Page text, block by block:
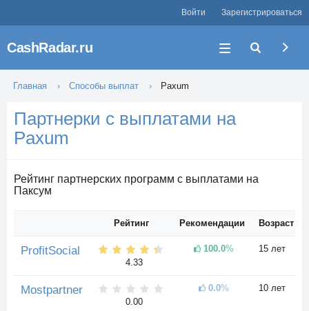
Войти Зарегистрироваться
CashRadar.ru
Главная Способы выплат Paxum
Партнерки с выплатами на
Paxum
Рейтинг партнерских программ с выплатами на
Паксум
Рейтинг Рекомендации Возраст
ProfitSocial
4.33
100.0% 15 лет
Mostpartner
0.00
0.0% 10 лет